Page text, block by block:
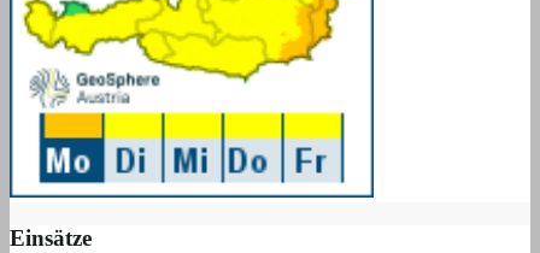
Einsätze